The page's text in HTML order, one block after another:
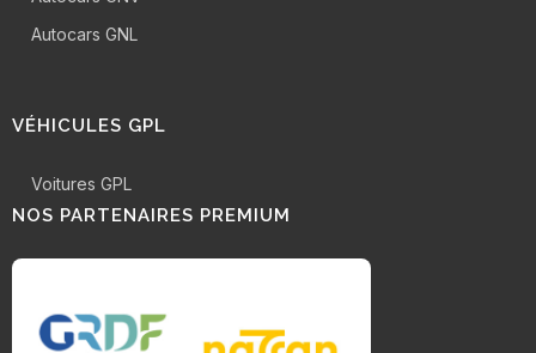
Autocars GNL
VÉHICULES GPL
Voitures GPL
NOS PARTENAIRES PREMIUM